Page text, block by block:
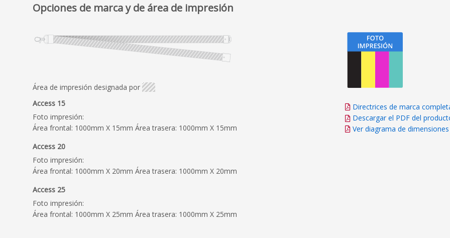
Opciones de marca y de área de impresión
Área de impresión designada por
Access 15
Foto impresión:
Área frontal: 1000mm X 15mm Área trasera: 1000mm X 15mm
Access 20
Foto impresión:
Área frontal: 1000mm X 20mm Área trasera: 1000mm X 20mm
Access 25
Foto impresión:
Área frontal: 1000mm X 25mm Área trasera: 1000mm X 25mm
Directrices de marca
Descargar el PDF del
Ver diagrama de dimensiones